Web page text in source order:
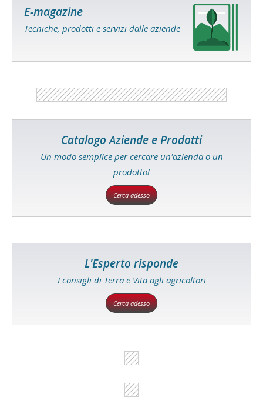
E-magazine
Tecniche, prodotti e servizi dalle aziende
Catalogo Aziende e Prodotti
Un modo semplice per cercare un'azienda o un
prodotto!
Cerca adesso
L'Esperto risponde
I consigli di Terra e Vita agli agricoltori
Cerca adesso